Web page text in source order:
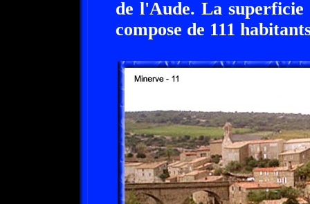
de l'Aude. La superficie
compose de 111